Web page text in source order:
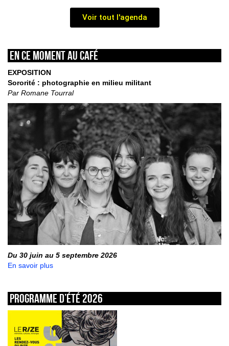
Voir tout l'agenda
En ce moment au café
EXPOSITION
Sororité : photographie en milieu militant
Par Romane Tourral
Du 30 juin au 5 septembre 2026
En savoir plus
Programme d’été 2026